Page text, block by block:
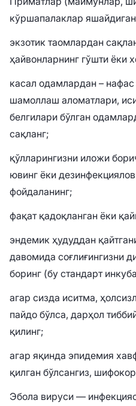
кўршапалаклар
экзотик таомлардан
ҳайвонларнинг гўшти ёки
касал одамлардан –
шамоллаш аломатлари,
белгилари бўлган
сақланг;
қўлларингизни иложи
ювинг ёки
фойдаланинг;
фақат қадоқланган ёки
эндемик ҳудуддан
давомида соғлиғингизни
боринг (бу стандарт
агар сизда иситма,
пайдо бўлса, дарҳол
қилинг;
агар яқинда эпидемия
қилган бўлсангиз,
Эбола вируси —